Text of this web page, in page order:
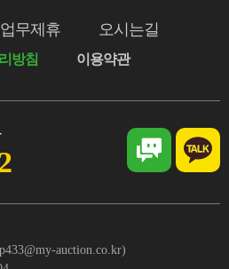
업무제휴 오시는길
방침 이용약관
auction.co.kr)